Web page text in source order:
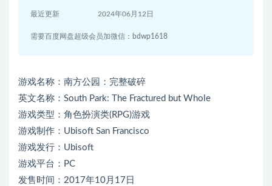
最近更新 2024年06月12日
需要百度网盘超级会员加微信：bdwp1618
游戏名称：南方公园：完整破碎
英文名称：South Park: The Fractured but Whole
游戏类型：角色扮演类(RPG)游戏
游戏制作：Ubisoft San Francisco
游戏发行：Ubisoft
游戏平台：PC
发售时间：2017年10月17日